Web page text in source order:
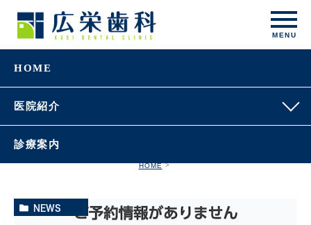
HOME
医院紹介
診療案内
HOME
NEWS